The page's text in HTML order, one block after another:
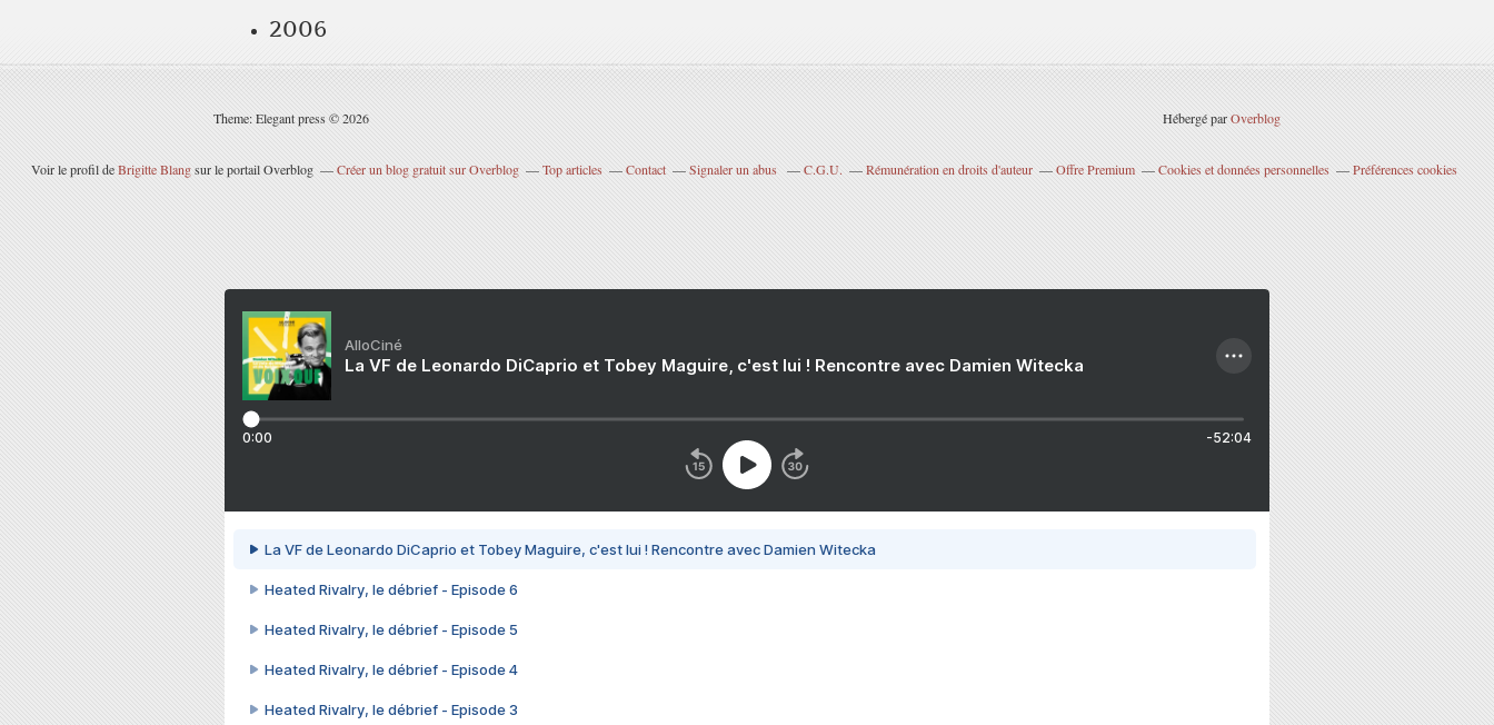
2006
Theme: Elegant press © 2026 Hébergé parOverblog
Voir le profil deBrigitte Blangsur le portail Overblog Créer un blog gratuit sur Overblog Top articles Contact Signaler un abus C.G.U. Rémunération en droits d'auteur Offre Premium Cookies et données personnelles Préférences cookies
AlloCiné
La VF de Leonardo DiCaprio et Tobey Maguire, c'est lui ! Rencontre avec Damien Witecka
0:00 -52:04
La VF de Leonardo DiCaprio et Tobey Maguire, c'est lui ! Rencontre avec Damien Witecka
Heated Rivalry, le débrief - Episode 6
Heated Rivalry, le débrief - Episode 5
Heated Rivalry, le débrief - Episode 4
Heated Rivalry, le débrief - Episode 3